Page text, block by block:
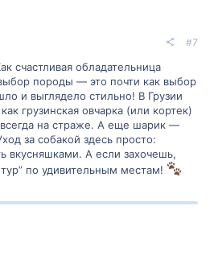
#7
счастливая обладательница
породы — это почти как выбор
и выглядело стильно! В Грузии
грузинская овчарка (или кортек)
на страже. А еще шарик —
за собакой здесь просто:
вкусняшками. А если захочешь,
по удивительным местам!